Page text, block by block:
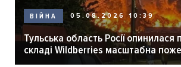
ВІЙНА 05.08.2026 10:39
Тульська область Росії опинилася
складі Wildberries масштабна